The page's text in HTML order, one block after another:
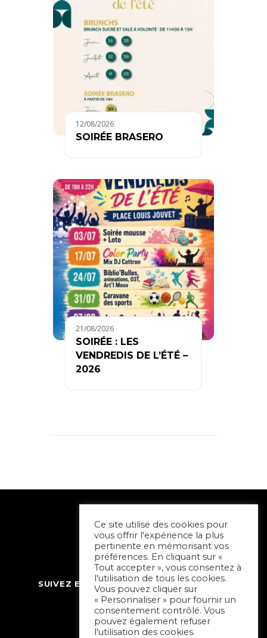
12/08/2026
SOIRÉE BRASERO
21/08/2026
SOIRÉE : LES
VENDREDIS DE L’ÉTÉ –
2026
SUIVEZ ET CONTACTEZ SORTIR À NIORT
Ce site utilise des cookies pour
vous offrir l'expérience la plus
pertinente en mémorisant vos
préférences. En cliquant sur «
Tout accepter », vous consentez à
l'utilisation de tous les cookies.
Vous pouvez cliquer sur
« Personnaliser » pour fournir un
consentement contrôlé. Vous
pouvez également refuser
l'utilisation des cookies.